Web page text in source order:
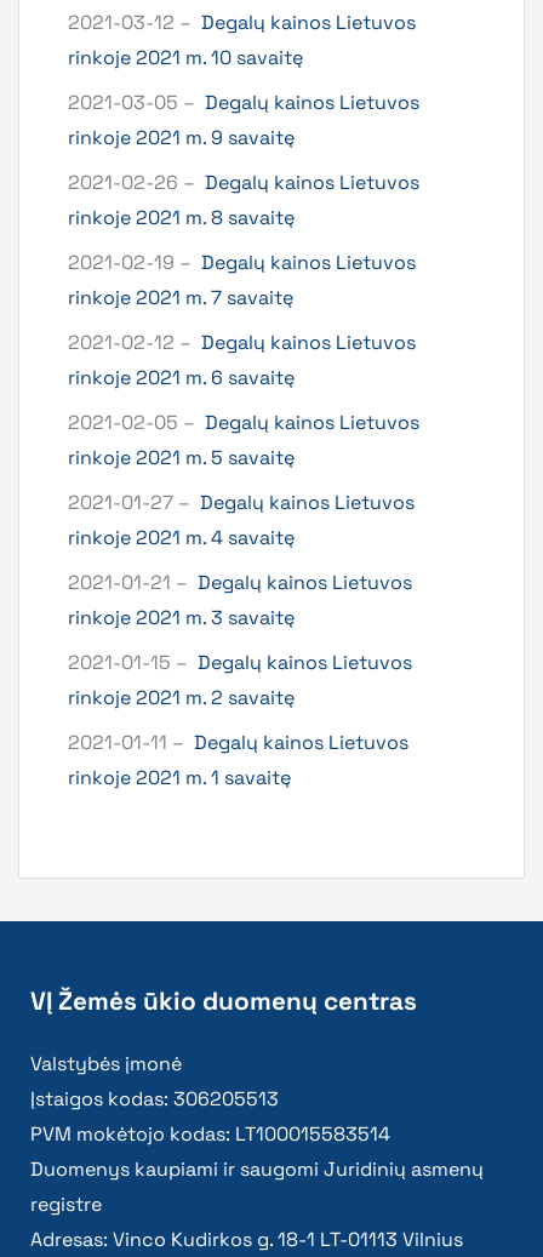
2021-03-12 – Degalų kainos Lietuvos
rinkoje 2021 m. 10 savaitę
2021-03-05 – Degalų kainos Lietuvos
rinkoje 2021 m. 9 savaitę
2021-02-26 – Degalų kainos Lietuvos
rinkoje 2021 m. 8 savaitę
2021-02-19 – Degalų kainos Lietuvos
rinkoje 2021 m. 7 savaitę
2021-02-12 – Degalų kainos Lietuvos
rinkoje 2021 m. 6 savaitę
2021-02-05 – Degalų kainos Lietuvos
rinkoje 2021 m. 5 savaitę
2021-01-27 – Degalų kainos Lietuvos
rinkoje 2021 m. 4 savaitę
2021-01-21 – Degalų kainos Lietuvos
rinkoje 2021 m. 3 savaitę
2021-01-15 – Degalų kainos Lietuvos
rinkoje 2021 m. 2 savaitę
2021-01-11 – Degalų kainos Lietuvos
rinkoje 2021 m. 1 savaitę
VĮ Žemės ūkio duomenų centras
Valstybės įmonė
Įstaigos kodas: 306205513
PVM mokėtojo kodas: LT100015583514
Duomenys kaupiami ir saugomi Juridinių asmenų
registre
Adresas: Vinco Kudirkos g. 18-1 LT-01113 Vilnius